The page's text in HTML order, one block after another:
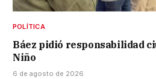
POLÍTICA
Báez pidió responsabilidad
Niño
6 de agosto de 2026